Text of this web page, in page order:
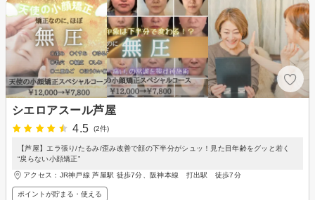
シエロアスール芦屋
4.5
(2件)
【芦屋】エラ張り/たるみ/歪み改善で顔の下半分がシュッ！見た目年齢をグッと若く
“戻らない小顔矯正”
アクセス：JR神戸線 芦屋駅 徒歩7分、阪神本線 打出駅 徒歩7分
ポイントが貯まる・使える